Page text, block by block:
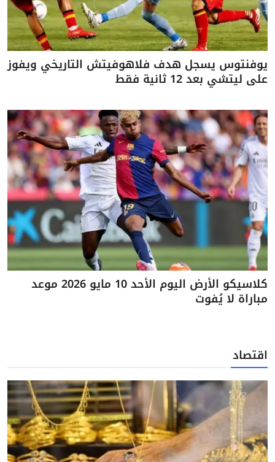
يوفنتوس يسجل هدف فلاهوفيتش التاريخي ويفوز
على ليتشي بعد 12 ثانية فقط
كلاسيكو الأرض اليوم الأحد 10 مايو 2026 موعد
مباراة لا يُفوت
اقتصاد